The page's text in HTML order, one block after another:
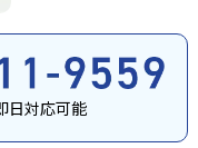
日対応可能